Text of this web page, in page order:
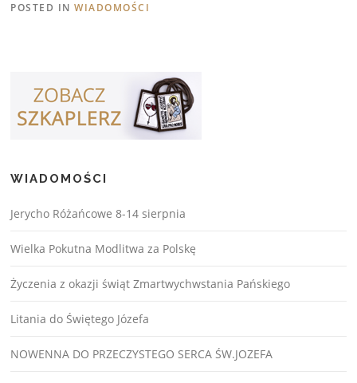
POSTED INWIADOMOŚCI
WIADOMOŚCI
Jerycho Różańcowe 8-14 sierpnia
Wielka Pokutna Modlitwa za Polskę
Życzenia z okazji świąt Zmartwychwstania Pańskiego
Litania do Świętego Józefa
NOWENNA DO PRZECZYSTEGO SERCA ŚW.JOZEFA